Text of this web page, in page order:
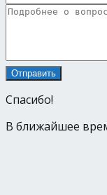
Спасибо!
В ближайшее